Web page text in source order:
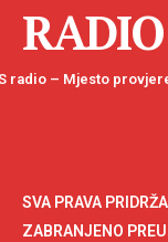
radio – Mjesto
SVA PRAVA
ZABRANJENO